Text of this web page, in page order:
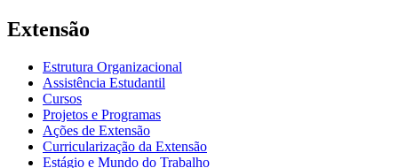
Extensão
Estrutura Organizacional
Assistência Estudantil
Cursos
Projetos e Programas
Ações de Extensão
Curricularização da Extensão
Estágio e Mundo do Trabalho